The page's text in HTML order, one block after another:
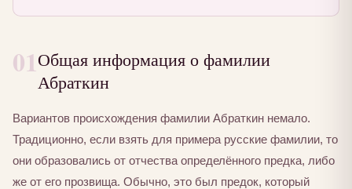
01Общая информация о фамилии
Абраткин
Вариантов происхождения фамилии Абраткин немало.
Традиционно, если взять для примера русские фамилии, то
они образовались от отчества определённого предка, либо
же от его прозвища. Обычно, это был предок, который